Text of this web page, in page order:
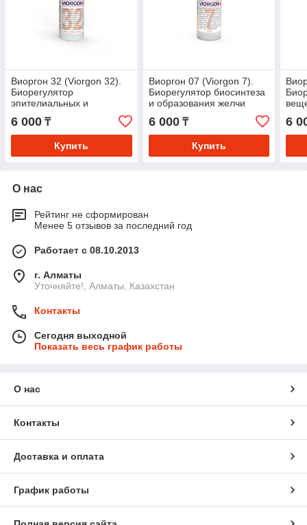
Виоргон 32 (Viorgon 32).
Биорегулятор
эпителиальных и
железистых тканей
органов
желудочнокишечного
тракта, а также хрящевой
ткани
6 000 ₸
Купить
Виоргон 07 (Viorgon 7).
Биорегулятор биосинтеза
и образования желчи
6 000₸
Купить
6
О нас
Рейтинг не сформирован
Менее 5 отзывов за последний год
Работает с 08.10.2013
г. Алматы
Уточняйте!, Алматы, Казахстан
Контакты
Сегодня выходной
Показать весь график работы
О нас
Контакты
Доставка и оплата
График работы